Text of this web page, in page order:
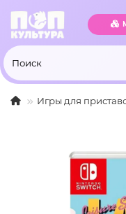
Игры для